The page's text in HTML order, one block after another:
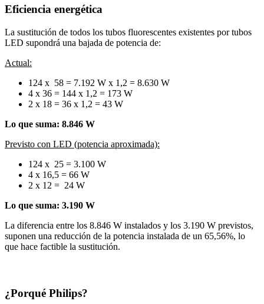
Eficiencia energética
La sustitución de todos los tubos fluorescentes existentes por tubos
LED supondrá una bajada de potencia de:
Actual:
124 x 58 = 7.192 W x 1,2 = 8.630 W
4 x 36 = 144 x 1,2 = 173 W
2 x 18 = 36 x 1,2 = 43 W
Lo que suma: 8.846 W
Previsto con LED (potencia aproximada):
124 x 25 = 3.100 W
4 x 16,5 = 66 W
2 x 12 = 24 W
Lo que suma: 3.190 W
La diferencia entre los 8.846 W instalados y los 3.190 W previstos,
suponen una reducción de la potencia instalada de un 65,56%, lo
que hace factible la sustitución.
¿Porqué Philips?